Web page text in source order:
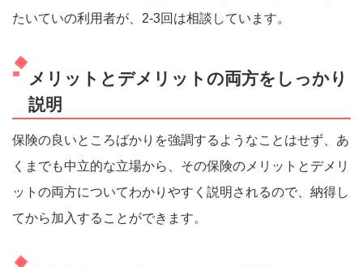
たいていの利用者が、2-3回は相談しています。
メリットとデメリットの両方をしっかり
説明
保険の良いところばかりを強調するようなことはせず、あ
くまでも中立的な立場から、その保険のメリットとデメリ
ットの両方についてわかりやすく説明されるので、納得し
てから加入することができます。